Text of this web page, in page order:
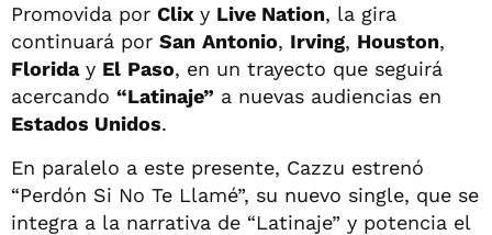
Promovida por Clix y Live Nation, la gira
continuará por San Antonio, Irving, Houston,
Floriday El Paso, en un trayecto que seguirá
acercando “Latinaje” a nuevas audiencias en
Estados Unidos.
En paralelo a este presente, Cazzu estrenó
“Perdón Si No Te Llamé”, su nuevo single, que se
integra a la narrativa de “Latinaje” y potencia el